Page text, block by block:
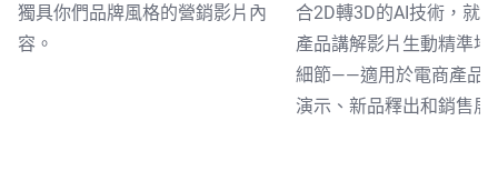
獨具你們品牌風格的營銷影片內
容。
合2D轉3D的AI技術，就
產品講解影片生動精準地
細節——適用於電商產品
演示、新品釋出和銷售展